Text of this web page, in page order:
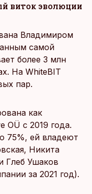
виток эволюции
Владимиром
самой
более 3 млн
На WhiteBIT
пар.
как
OÜ с 2019 года.
75%, ей владеют
Никита
Глеб Ушаков
за 2021 год).